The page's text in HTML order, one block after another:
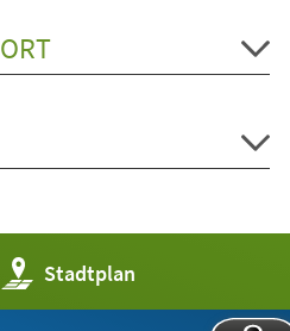
Stadtplan
(Öffnet
in
einem